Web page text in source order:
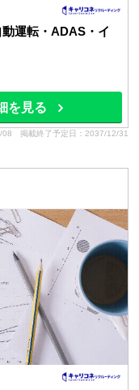
運転・ADAS・イ
を見る
08 掲載終了予定日：2037/12/31